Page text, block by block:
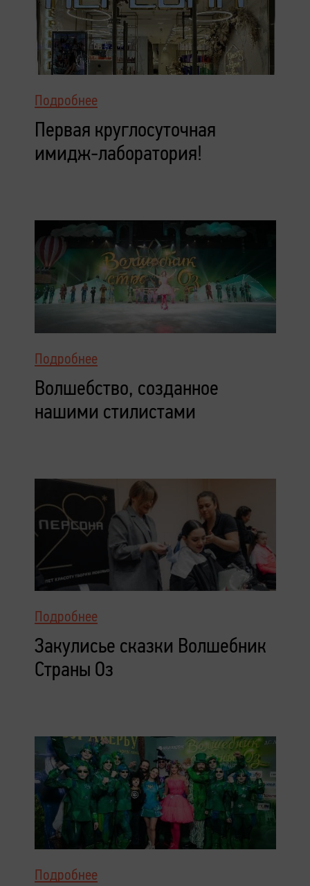
Подробнее
Первая круглосуточная
имидж-лаборатория!
Подробнее
Волшебство, созданное
нашими стилистами
Подробнее
Закулисье сказки Волшебник
Страны Оз
Подробнее